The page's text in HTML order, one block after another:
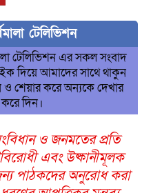
টেলিভিশন
টেলিভিশন এর সকল সংবাদ
দিয়ে আমাদের সাথে থাকুন
শেয়ার করে অন্যকে দেখার
দিন।
ও জনমতের প্রতি
এবং উষ্কানীমূলক
পাঠকদের অনুরোধ করা